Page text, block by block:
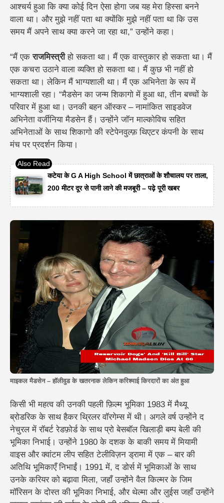
आश्चर्य हुआ कि क्या कोई दिन ऐसा होगा जब यह मेरा हिस्सा बनने
वाला था। और मुझे नहीं पता था क्योंकि मुझे नहीं पता था कि उस
समय मैं अपने साथ क्या करने जा रहा था,” उन्होंने कहा।
“मैं एकराजमिस्त्रीहो सकता था। मैं एक वास्तुकार हो सकता था। मैं
एक कचरा उठाने वाला व्यक्ति हो सकता था। मैं कुछ भी नहीं हो
सकता था। लेकिन मैं भाग्यशाली था। मैं एक अभिनेता के रूप में
भाग्यशाली रहा। “मैडसेन का जन्म शिकागो में हुआ था, तीन बच्चों के
परिवार में हुआ था। उनकी बहन ऑस्कर – नामांकित साइडवेज
अभिनेता वर्जीनिया मैडसेन हैं। उन्होंने जॉन माल्कोविच सहित
अभिनेताओं के साथ शिकागो की स्टेपेनवुल्फ़ थिएटर कंपनी के साथ
मंच पर प्रदर्शन किया।
कटेया के G A High School में छात्राओं के शौचालय पर ताला,
200 मीटर दूर से पानी लाने की मजबूरी – पढ़े पूरी खबर
माइकल मैडसेन – हॉलीवुड के खतरनाक लेकिन करिश्माई किरदारों का अंत हुआ
किसी भी महत्व की उनकी पहली फ़िल्म भूमिका 1983 में मैथ्यू
ब्रोडरिक के साथ हैकर थ्रिलर वॉरगेम्स में थी। अगले वर्ष उन्होंने द
नेचुरल में रॉबर्ट रेडफ़ोर्ड के साथ प्रो बेसबॉल खिलाड़ी बम्प बेली की
भूमिका निभाई। उन्होंने 1980 के दशक के बाकी समय में मियामी
वाइस और क्वांटम लीप सहित टेलीविज़न ड्रामा में एक – बार की
अतिथि भूमिकाएँ निभाईं। 1991 में, द डोर्स में भूमिकाओं के साथ
उनके करियर को बढ़ावा मिला, जहाँ उन्होंने वैल किल्मर के जिम
मॉरिसन के दोस्त की भूमिका निभाई, और थेल्मा और लुईस जहाँ उन्होंने